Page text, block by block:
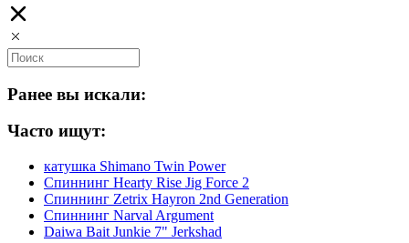
Ранее вы искали:
Часто ищут:
катушка Shimano Twin Power
Спиннинг Hearty Rise Jig Force 2
Спиннинг Zetrix Hayron 2nd Generation
Спиннинг Narval Argument
Daiwa Bait Junkie 7" Jerkshad